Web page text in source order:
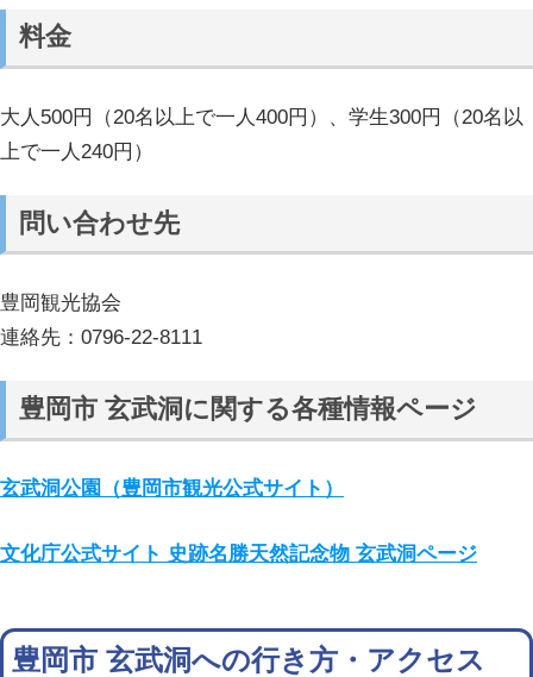
料金
大人500円（20名以上で一人400円）、学生300円（20名以
上で一人240円）
問い合わせ先
豊岡観光協会
連絡先：0796-22-8111
豊岡市 玄武洞に関する各種情報ページ
玄武洞公園（豊岡市観光公式サイト）
文化庁公式サイト 史跡名勝天然記念物 玄武洞ページ
豊岡市 玄武洞への行き方・アクセス